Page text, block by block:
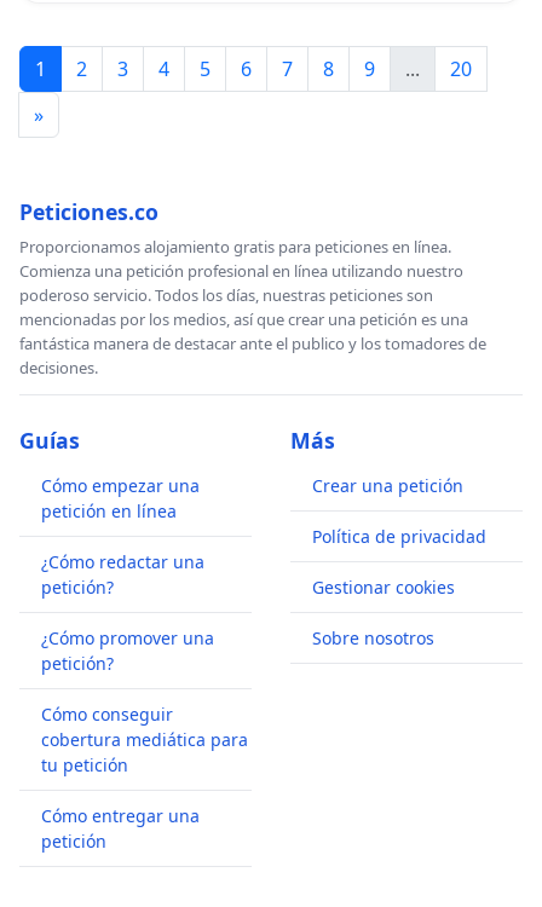
1 2 3 4 5 6 7 8 9 ...
20
»
Peticiones.co
Proporcionamos alojamiento gratis para peticiones en línea.
Comienza una petición profesional en línea utilizando nuestro
poderoso servicio. Todos los días, nuestras peticiones son
mencionadas por los medios, así que crear una petición es una
fantástica manera de destacar ante el publico y los tomadores de
decisiones.
Guías
Cómo empezar una
petición en línea
¿Cómo redactar una
petición?
¿Cómo promover una
petición?
Cómo conseguir
cobertura mediática para
tu petición
Cómo entregar una
petición
Más
Crear una petición
Política de privacidad
Gestionar cookies
Sobre nosotros